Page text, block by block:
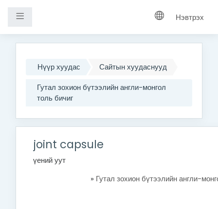
Хажуугийн самбар Нэвтрэх
Нүүр хуудас
Сайтын хуудаснууд
Гутал зохион бүтээлийн англи-монгол
толь бичиг
joint capsule
үений уут
» Гутал зохион бүтээлийн англи-